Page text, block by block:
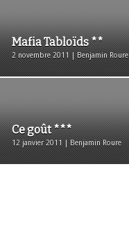
Mafia Tabloïds **
2 novembre 2011 | Benjamin Roure
Ce goût ***
12 janvier 2011 | Benjamin Roure